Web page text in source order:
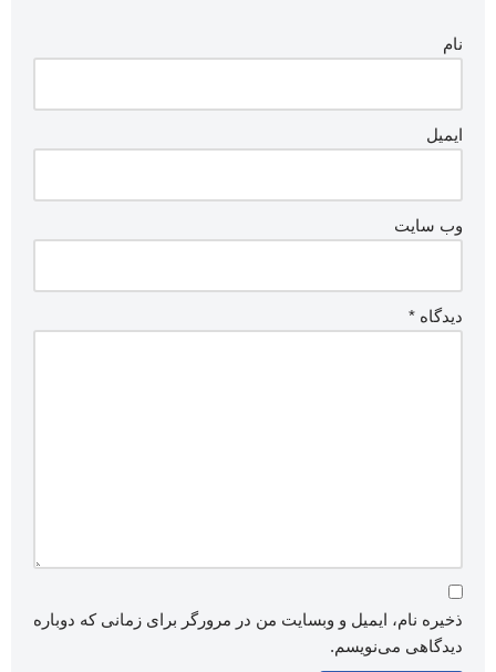
نام
ایمیل
وب‌ سایت
دیدگاه *
ذخیره نام، ایمیل و وبسایت من در مرورگر برای زمانی که دوباره
دیدگاهی می‌نویسم.